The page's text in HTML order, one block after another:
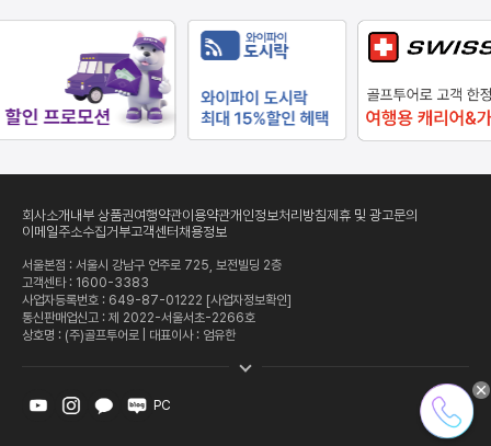
회사소개 내부 상품권여행약관이용약관개인정보처리방침제휴 및 광고문의
이메일주소수집거부고객센터채용정보
서울본점 : 서울시 강남구 언주로 725, 보전빌딩 2층
고객센타 : 1600-3383
사업자등록번호 : 649-87-01222 [사업자정보확인]
통신판매업신고 : 제 2022-서울서초-2266호
상호명 : (주)골프투어로 | 대표이사 : 엄유한
PC